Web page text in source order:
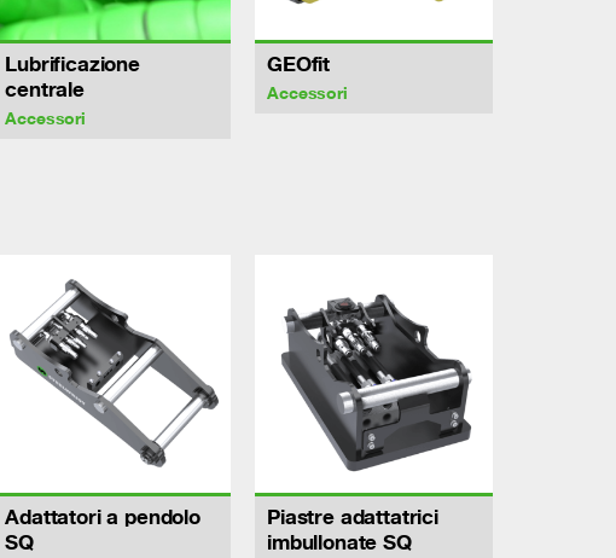
Lubrificazione
centrale
Accessori
GEOfit
Accessori
Adattatori a pendolo
SQ
Piastre adattatrici
imbullonate SQ